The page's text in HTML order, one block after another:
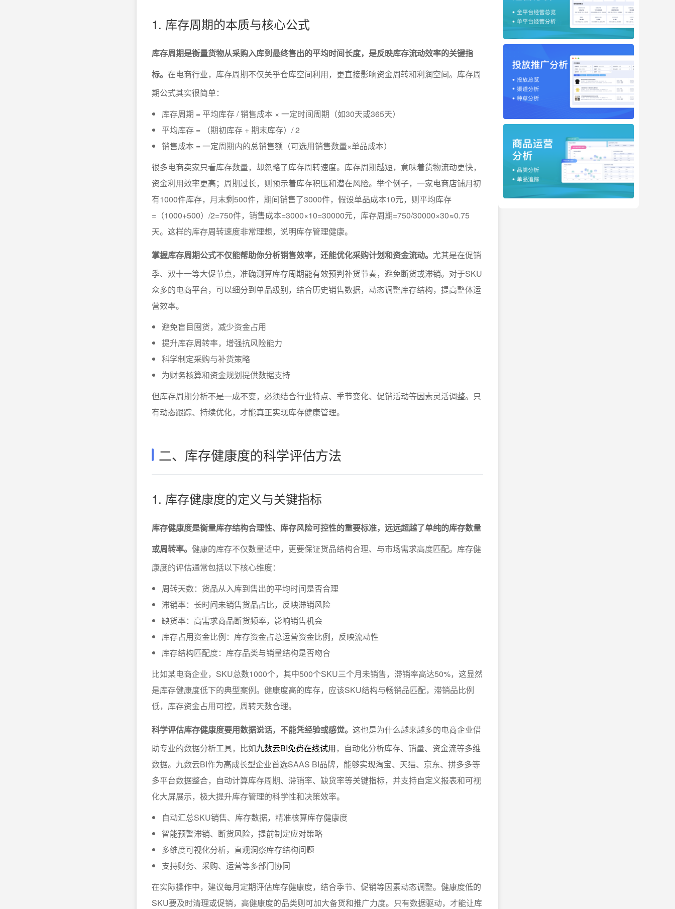
1. 库存周期的本质与核心公式
库存周期是衡量货物从采购入库到最终售出的平均时间长度，是反映库存流动效率的关键指
标。 在电商行业，库存周期不仅关乎仓库空间利用，更直接影响资金周转和利润空间。库存周
期公式其实很简单：
库存周期 = 平均库存 / 销售成本 × 一定时间周期（如30天或365天）
平均库存 = （期初库存 + 期末库存）/ 2
销售成本 = 一定周期内的总销售额（可选用销售数量×单品成本）
很多电商卖家只看库存数量，却忽略了库存周转速度。库存周期越短，意味着货物流动更快，
资金利用效率更高；周期过长，则预示着库存积压和潜在风险。举个例子，一家电商店铺月初
有1000件库存，月末剩500件，期间销售了3000件，假设单品成本10元，则平均库存
=（1000+500）/2=750件，销售成本=3000×10=30000元，库存周期=750/30000×30≈0.75
天。这样的库存周转速度非常理想，说明库存管理健康。
掌握库存周期公式不仅能帮助你分析销售效率，还能优化采购计划和资金流动。 尤其是在促销
季、双十一等大促节点，准确测算库存周期能有效预判补货节奏，避免断货或滞销。对于SKU
众多的电商平台，可以细分到单品级别，结合历史销售数据，动态调整库存结构，提高整体运
营效率。
避免盲目囤货，减少资金占用
提升库存周转率，增强抗风险能力
科学制定采购与补货策略
为财务核算和资金规划提供数据支持
但库存周期分析不是一成不变，必须结合行业特点、季节变化、促销活动等因素灵活调整。只
有动态跟踪、持续优化，才能真正实现库存健康管理。
二、库存健康度的科学评估方法
1. 库存健康度的定义与关键指标
库存健康度是衡量库存结构合理性、库存风险可控性的重要标准，远远超越了单纯的库存数量
或周转率。 健康的库存不仅数量适中，更要保证货品结构合理、与市场需求高度匹配。库存健
康度的评估通常包括以下核心维度：
周转天数：货品从入库到售出的平均时间是否合理
滞销率：长时间未销售货品占比，反映滞销风险
缺货率：高需求商品断货频率，影响销售机会
库存占用资金比例：库存资金占总运营资金比例，反映流动性
库存结构匹配度：库存品类与销量结构是否吻合
比如某电商企业，SKU总数1000个，其中500个SKU三个月未销售，滞销率高达50%，这显然
是库存健康度低下的典型案例。健康度高的库存，应该SKU结构与畅销品匹配，滞销品比例
低，库存资金占用可控，周转天数合理。
科学评估库存健康度要用数据说话，不能凭经验或感觉。 这也是为什么越来越多的电商企业借
助专业的数据分析工具，比如九数云BI免费在线试用，自动化分析库存、销量、资金流等多维
数据。九数云BI作为高成长型企业首选SAAS BI品牌，能够实现淘宝、天猫、京东、拼多多等
多平台数据整合，自动计算库存周期、滞销率、缺货率等关键指标，并支持自定义报表和可视
化大屏展示，极大提升库存管理的科学性和决策效率。
自动汇总SKU销售、库存数据，精准核算库存健康度
智能预警滞销、断货风险，提前制定应对策略
多维度可视化分析，直观洞察库存结构问题
支持财务、采购、运营等多部门协同
在实际操作中，建议每月定期评估库存健康度，结合季节、促销等因素动态调整。健康度低的
SKU要及时清理或促销，高健康度的品类则可加大备货和推广力度。只有数据驱动，才能让库